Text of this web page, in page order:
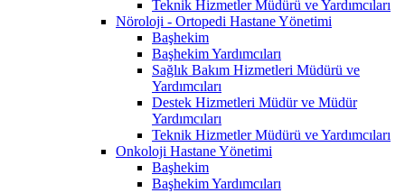
Teknik Hizmetler Müdürü ve Yardımcıları
Nöroloji - Ortopedi Hastane Yönetimi
Başhekim
Başhekim Yardımcıları
Sağlık Bakım Hizmetleri Müdürü ve
Yardımcıları
Destek Hizmetleri Müdür ve Müdür
Yardımcıları
Teknik Hizmetler Müdürü ve Yardımcıları
Onkoloji Hastane Yönetimi
Başhekim
Başhekim Yardımcıları